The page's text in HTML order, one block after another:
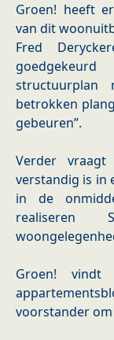
Groen! heeft
van dit
Fred
betrokken
gebeuren”.
Verder
verstandig is in
in de
realiseren
Groen!
voorstander